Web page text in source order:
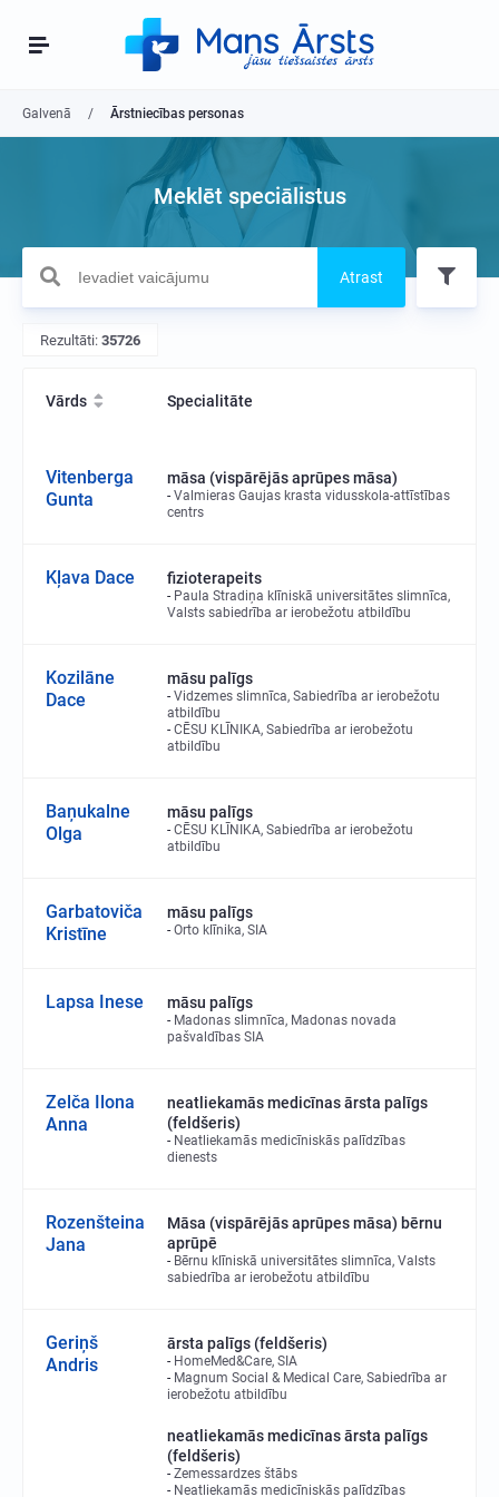
Galvenā Ārstniecības personas
Meklēt speciālistus
Atrast
Rezultāti: 35726
Vārds Specialitāte
Vitenberga
Gunta
māsa (vispārējās aprūpes māsa)
Valmieras Gaujas krasta vidusskola-attīstības
centrs
Kļava Dace fizioterapeits
Paula Stradiņa klīniskā universitātes slimnīca,
Valsts sabiedrība ar ierobežotu atbildību
Kozilāne
Dace
māsu palīgs
Vidzemes slimnīca, Sabiedrība ar ierobežotu
atbildību
CĒSU KLĪNIKA, Sabiedrība ar ierobežotu
atbildību
Baņukalne
Olga
māsu palīgs
CĒSU KLĪNIKA, Sabiedrība ar ierobežotu
atbildību
Garbatoviča
Kristīne
māsu palīgs
Orto klīnika, SIA
Lapsa Inese māsu palīgs
Madonas slimnīca, Madonas novada
pašvaldības SIA
Zelča Ilona
Anna
neatliekamās medicīnas ārsta palīgs
(feldšeris)
Neatliekamās medicīniskās palīdzības
dienests
Rozenšteina
Jana
Māsa (vispārējās aprūpes māsa) bērnu
aprūpē
Bērnu klīniskā universitātes slimnīca, Valsts
sabiedrība ar ierobežotu atbildību
Geriņš
Andris
ārsta palīgs (feldšeris)
HomeMed&Care, SIA
Magnum Social & Medical Care, Sabiedrība ar
ierobežotu atbildību
neatliekamās medicīnas ārsta palīgs
(feldšeris)
Zemessardzes štābs
Neatliekamās medicīniskās palīdzības